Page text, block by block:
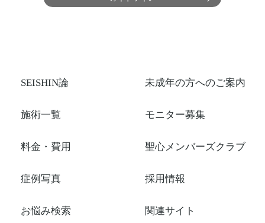
SEISHIN論
施術一覧
料金・費用
症例写真
お悩み検索
未成年の方へのご案内
モニター募集
聖心メンバーズクラブ
採用情報
関連サイト